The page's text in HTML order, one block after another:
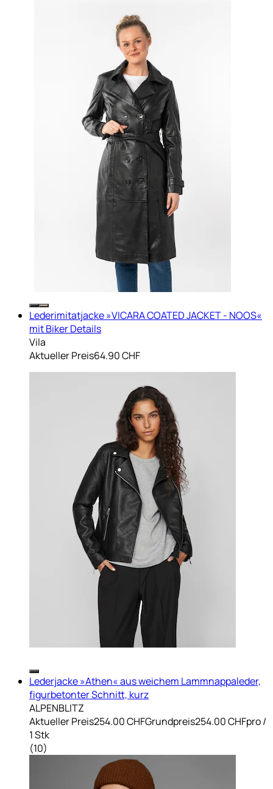
Lederimitatjacke »VICARA COATED JACKET - NOOS«
mit Biker Details
Vila
Aktueller Preis64.90 CHF
Lederjacke »Athen« aus weichem Lammnappaleder,
figurbetonter Schnitt, kurz
ALPENBLITZ
Aktueller Preis254.00 CHFGrundpreis254.00 CHFpro/
1 Stk
(10)